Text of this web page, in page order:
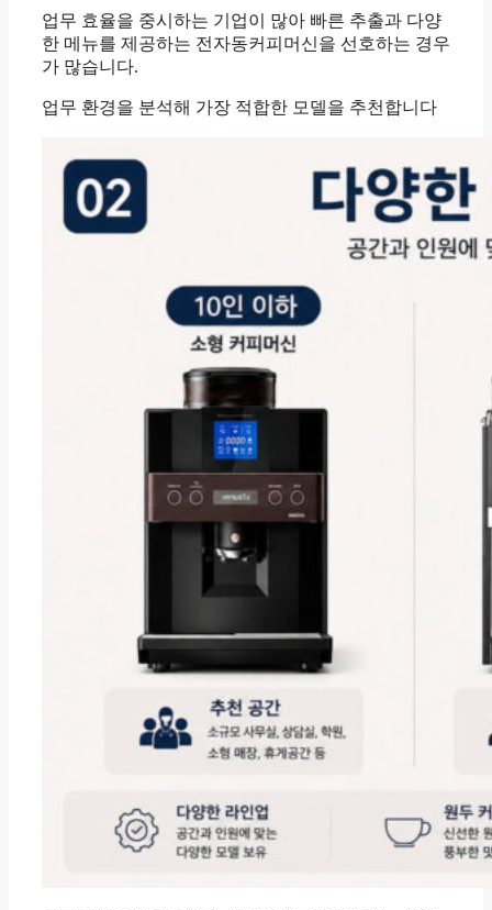
업무 효율을 중시하는 기업이 많아 빠른 추출과 다양
한 메뉴를 제공하는 전자동커피머신을 선호하는 경우
가 많습니다.
업무 환경을 분석해 가장 적합한 모델을 추천합니다